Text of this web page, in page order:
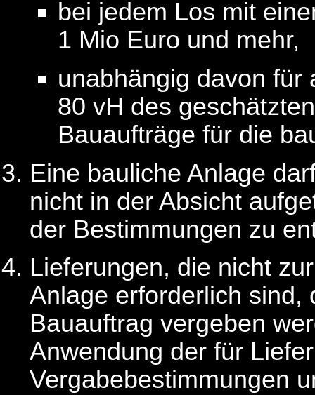
bei jedem Los mit
1 Mio Euro und mehr,
unabhängig davon für
80 vH des
Bauaufträge für die
Eine bauliche Anlage
nicht in der Absicht
der Bestimmungen zu
Lieferungen, die nicht
Anlage erforderlich sind,
Bauauftrag vergeben
Anwendung der für
Vergabebestimmungen